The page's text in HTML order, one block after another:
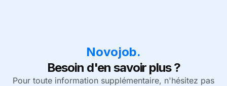
Novojob.
Besoin d'en savoir plus ?
Pour toute information supplémentaire, n'hésitez pas